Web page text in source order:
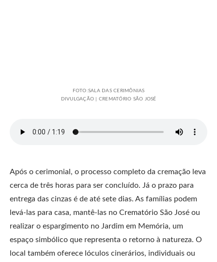
FOTO:SALA DAS CERIMÔNIAS
DIVULGAÇÃO | CREMATÓRIO SÃO JOSÉ
Após o cerimonial, o processo completo da cremação leva
cerca de três horas para ser concluído. Já o prazo para
entrega das cinzas é de até sete dias. As famílias podem
levá-las para casa, mantê-las no Crematório São José ou
realizar o espargimento no Jardim em Memória, um
espaço simbólico que representa o retorno à natureza. O
local também oferece lóculos cinerários, individuais ou